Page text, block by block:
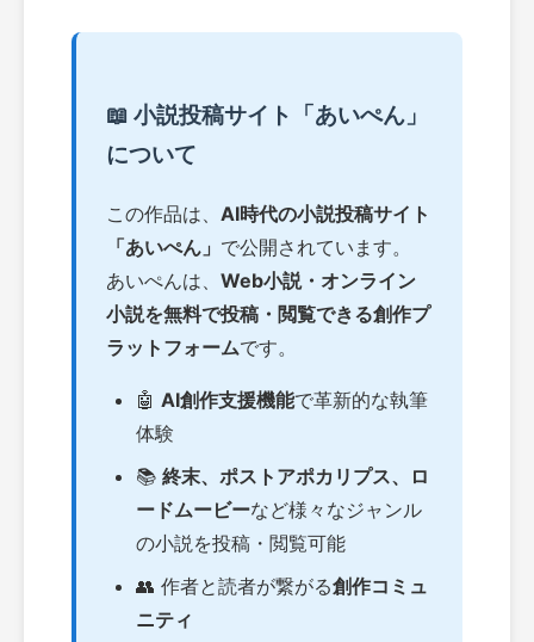
📖 小説投稿サイト「あいぺん」
について
この作品は、 AI時代の小説投稿サイト
「あいぺん」 で公開されています。
あいぺんは、 Web小説・オンライン
小説を無料で投稿・閲覧できる創作プ
ラットフォームです。
🤖 AI創作支援機能で革新的な執筆
体験
📚 終末、ポストアポカリプス、ロ
ードムービーなど様々なジャンル
の小説を投稿・閲覧可能
👥 作者と読者が繋がる創作コミュ
ニティ